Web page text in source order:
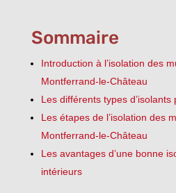
Sommaire
Introduction à l’isolation des
Montferrand-le-Château
Les différents types
Les étapes de l’isolation des
Montferrand-le-Château
Les avantages d’une bonne
intérieurs